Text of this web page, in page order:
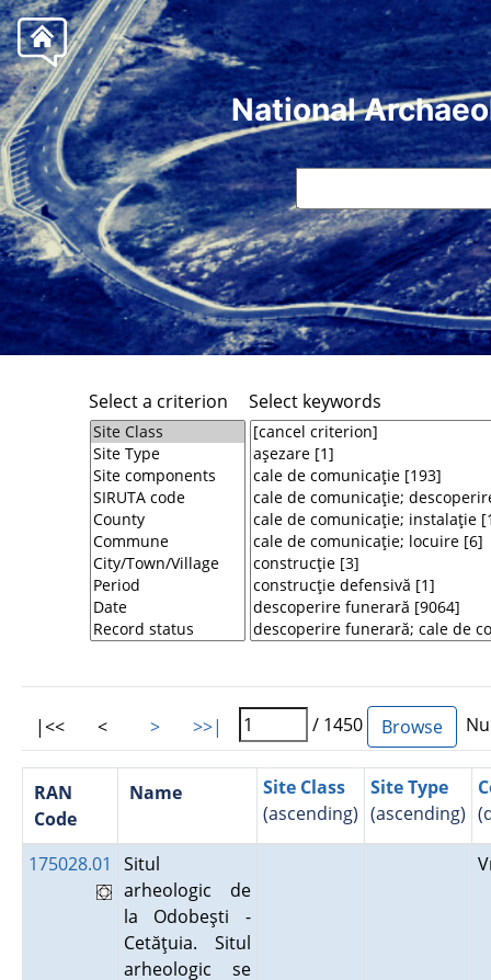
National
Select a criterion Select keywords
|<< < > >>| / 1450
RAN
Code
Name
Site Class
(ascending)
Site Type
(ascending)
175028.01
Situl
arheologic de
la Odobeşti -
Cetăţuia. Situl
arheologic se